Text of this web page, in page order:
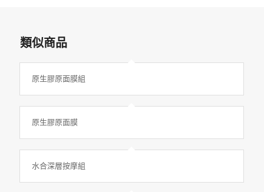
類似商品
原生膠原面膜組
原生膠原面膜
水合深層按摩組